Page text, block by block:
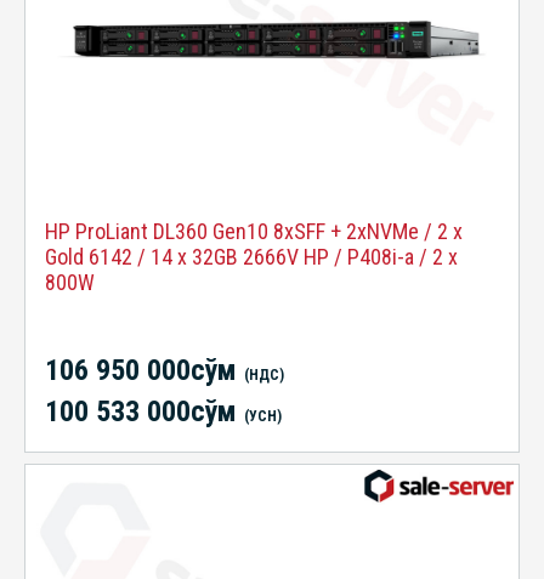
HP ProLiant DL360 Gen10 8xSFF + 2xNVMe / 2 x
Gold 6142 / 14 x 32GB 2666V HP / P408i-a / 2 x
800W
106 950 000сўм (НДС)
100 533 000сўм (УСН)